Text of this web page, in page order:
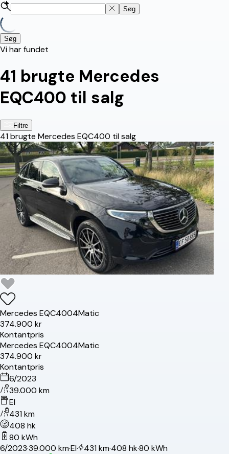
Søg
Søg
Vi har fundet
41 brugte Mercedes
EQC400 til salg
Filtre
41brugte Mercedes EQC400 til salg
Mercedes EQC4004Matic
374.900 kr
Kontantpris
Mercedes EQC4004Matic
374.900 kr
Kontantpris
6/2023
39.000 km
El
431 km
408 hk
80 kWh
6/2023·39.000 km·El· 431 km·408 hk·80 kWh